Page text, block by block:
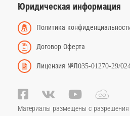
Юридическая информация
Политика
Договор Оферта
Лицензия №Л035-01270-29/
Материалы размещены с разрешения